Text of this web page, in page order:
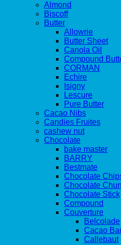
Almond
Biscoff
Butter
Allowrie
Butter Sheet
Canola Oil
Compound
CORMAN
Echire
Isigny
Lescure
Pure Butter
Cacao Nibs
Candies Fruites
cashew nut
Chocolate
bake master
BARRY
Bestmate
Chocolate
Chocolate
Chocolate Stick
Compound
Couverture
Belcolade
Cacao
Callebaut